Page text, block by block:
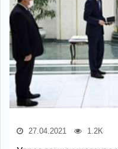
27.04.2021 1.2K